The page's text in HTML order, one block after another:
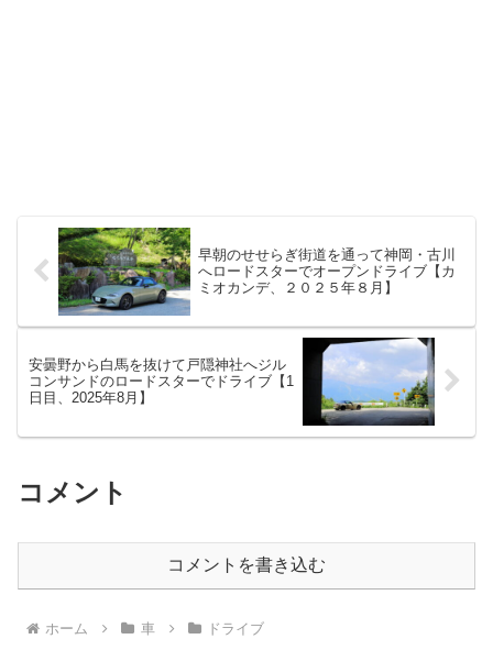
早朝のせせらぎ街道を通って神岡・古川
へロードスターでオープンドライブ【カ
ミオカンデ、２０２５年８月】
安曇野から白馬を抜けて戸隠神社へジル
コンサンドのロードスターでドライブ【1
日目、2025年8月】
コメント
コメントを書き込む
ホーム 車 ドライブ